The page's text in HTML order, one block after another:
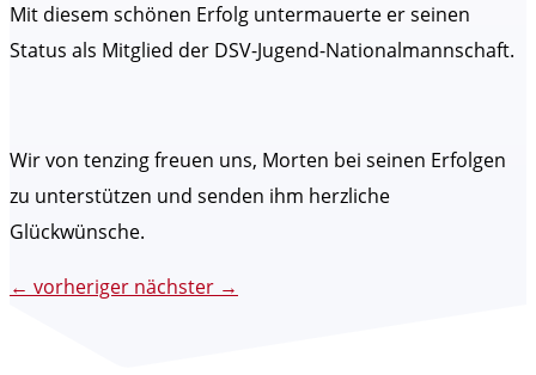
Mit diesem schönen Erfolg untermauerte er seinen
Status als Mitglied der DSV-Jugend-Nationalmannschaft.
Wir von tenzing freuen uns, Morten bei seinen Erfolgen
zu unterstützen und senden ihm herzliche
Glückwünsche.
← vorheriger nächster →